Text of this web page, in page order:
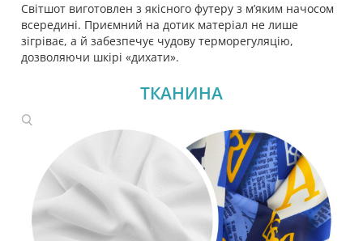
Світшот виготовлен з якісного футеру з м’яким начосом
всередині. Приємний на дотик матеріал не лише
зігріває, а й забезпечує чудову терморегуляцію,
дозволяючи шкірі «дихати».
ТКАНИНА